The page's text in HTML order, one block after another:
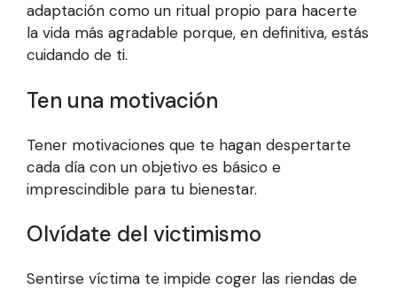
adaptación como un ritual propio para hacerte
la vida más agradable porque, en definitiva, estás
cuidando de ti.
Ten una motivación
Tener motivaciones que te hagan despertarte
cada día con un objetivo es básico e
imprescindible para tu bienestar.
Olvídate del victimismo
Sentirse víctima te impide coger las riendas de